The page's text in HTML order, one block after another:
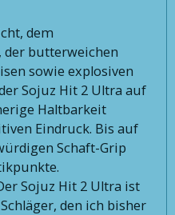
dem
der butterweichen
sowie explosiven
Sojuz Hit 2 Ultra auf
Haltbarkeit
Eindruck. Bis auf
Schaft-Grip
Sojuz Hit 2 Ultra ist
den ich bisher